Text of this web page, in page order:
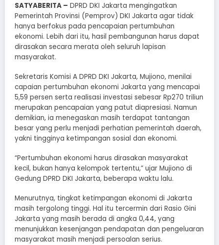
SATYABERITA – DPRD DKI Jakarta mengingatkan
Pemerintah Provinsi (Pemprov) DKI Jakarta agar tidak
hanya berfokus pada pencapaian pertumbuhan
ekonomi. Lebih dari itu, hasil pembangunan harus dapat
dirasakan secara merata oleh seluruh lapisan
masyarakat.
Sekretaris Komisi A DPRD DKI Jakarta, Mujiono, menilai
capaian pertumbuhan ekonomi Jakarta yang mencapai
5,59 persen serta realisasi investasi sebesar Rp270 triliun
merupakan pencapaian yang patut diapresiasi. Namun
demikian, ia menegaskan masih terdapat tantangan
besar yang perlu menjadi perhatian pemerintah daerah,
yakni tingginya ketimpangan sosial dan ekonomi.
“Pertumbuhan ekonomi harus dirasakan masyarakat
kecil, bukan hanya kelompok tertentu,” ujar Mujiono di
Gedung DPRD DKI Jakarta, beberapa waktu lalu.
Menurutnya, tingkat ketimpangan ekonomi di Jakarta
masih tergolong tinggi. Hal itu tercermin dari Rasio Gini
Jakarta yang masih berada di angka 0,44, yang
menunjukkan kesenjangan pendapatan dan pengeluaran
masyarakat masih menjadi persoalan serius.